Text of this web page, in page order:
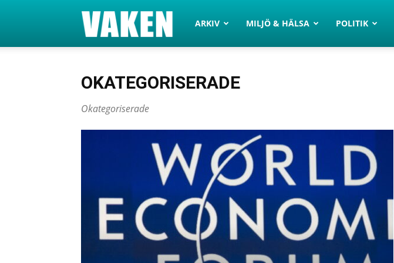
VAKEN.se
ARKIV MILJÖ & HÄLSA POLITIK
OKATEGORISERADE
Okategoriserade